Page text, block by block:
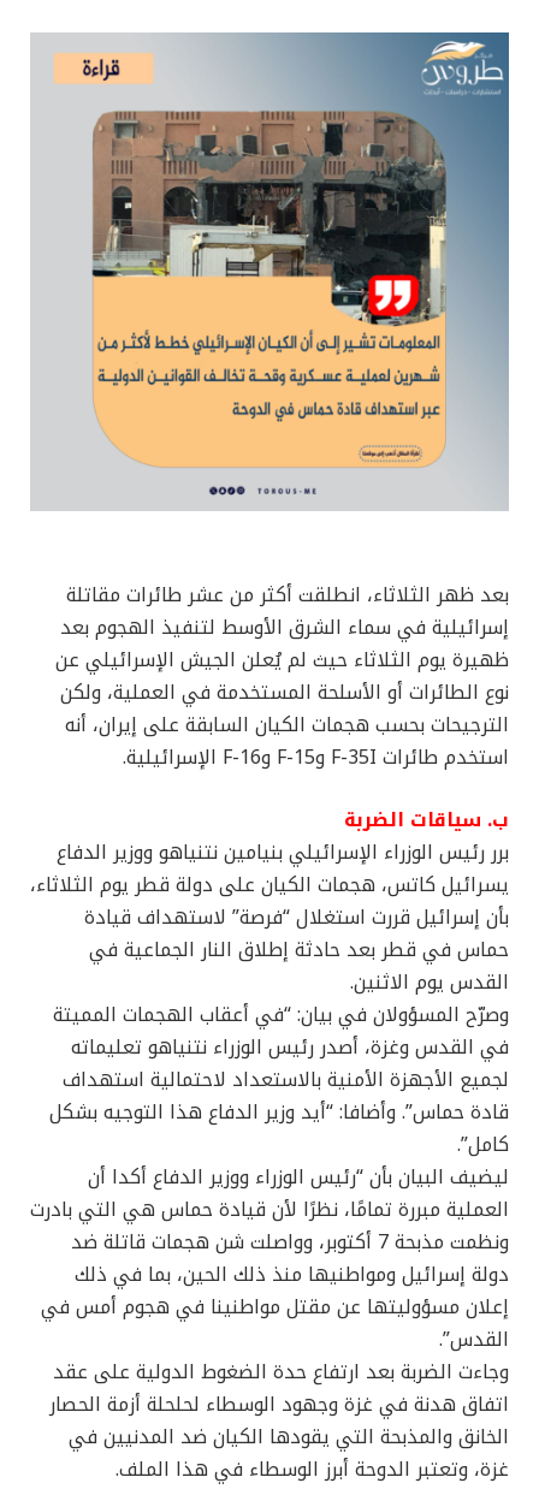
بعد ظهر الثلاثاء، انطلقت أكثر من عشر طائرات مقاتلة
إسرائيلية في سماء الشرق الأوسط لتنفيذ الهجوم بعد
ظهيرة يوم الثلاثاء حيث لم يُعلن الجيش الإسرائيلي عن
نوع الطائرات أو الأسلحة المستخدمة في العملية، ولكن
الترجيحات بحسب هجمات الكيان السابقة على إيران، أنه
استخدم طائرات F-35I وF-15 وF-16 الإسرائيلية.
ب. سياقات الضربة
برر رئيس الوزراء الإسرائيلي بنيامين نتنياهو ووزير الدفاع
يسرائيل كاتس، هجمات الكيان على دولة قطر يوم الثلاثاء،
بأن إسرائيل قررت استغلال “فرصة” لاستهداف قيادة
حماس في قطر بعد حادثة إطلاق النار الجماعية في
القدس يوم الاثنين.
وصرّح المسؤولان في بيان: “في أعقاب الهجمات المميتة
في القدس وغزة، أصدر رئيس الوزراء نتنياهو تعليماته
لجميع الأجهزة الأمنية بالاستعداد لاحتمالية استهداف
قادة حماس”. وأضافا: “أيد وزير الدفاع هذا التوجيه بشكل
كامل”.
ليضيف البيان بأن “رئيس الوزراء ووزير الدفاع أكدا أن
العملية مبررة تمامًا، نظرًا لأن قيادة حماس هي التي بادرت
ونظمت مذبحة 7 أكتوبر، وواصلت شن هجمات قاتلة ضد
دولة إسرائيل ومواطنيها منذ ذلك الحين، بما في ذلك
إعلان مسؤوليتها عن مقتل مواطنينا في هجوم أمس في
القدس”.
وجاءت الضربة بعد ارتفاع حدة الضغوط الدولية على عقد
اتفاق هدنة في غزة وجهود الوسطاء لحلحلة أزمة الحصار
الخانق والمذبحة التي يقودها الكيان ضد المدنيين في
غزة، وتعتبر الدوحة أبرز الوسطاء في هذا الملف.